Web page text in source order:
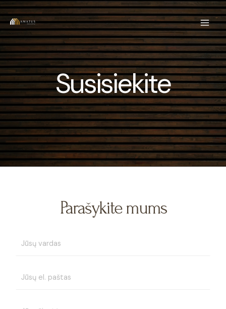
Skip
to
content
Main
Susisiekite
Parašykite mums